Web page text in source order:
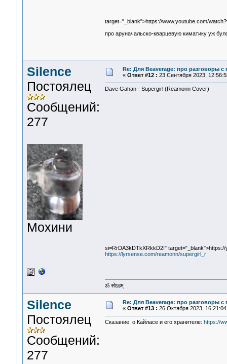
target="_blank">https://www.youtube.com/
про аруначальско-кварцевую киматику уж
Silence
Постоялец
Сообщений:
277
Мохини
Re: Для Beaverage: про разговоры с
« Ответ #12 : 23 Сентября 2023,
Dave Gahan - Supergirl (Reamonn Cover)
si=RrDA3kDTkXRkkD2I"
https://lyrsense.com/reamonn/supergirl_r
ॐ सोऽहम्
Silence
Постоялец
Сообщений:
277
Re: Для Beaverage: про разговоры с
« Ответ #13 : 26 Октября 2023,
Сказание о Кайласе и его хранителе: https://